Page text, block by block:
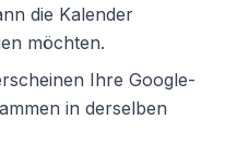
die Kalender
möchten.
Ihre Google-
in derselben